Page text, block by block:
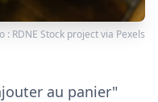
: RDNE Stock projectvia Pexels
au panier"